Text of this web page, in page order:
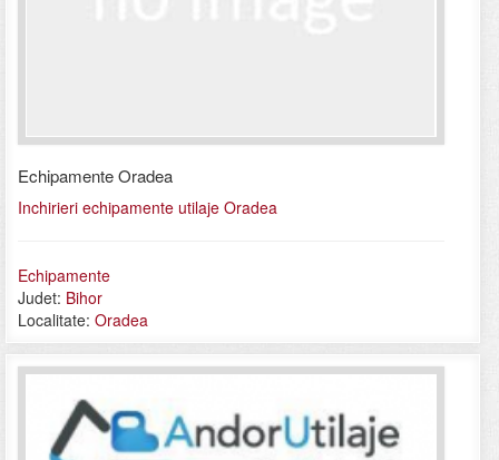
Echipamente Oradea
Inchirieri echipamente utilaje Oradea
Echipamente
Judet: Bihor
Localitate: Oradea